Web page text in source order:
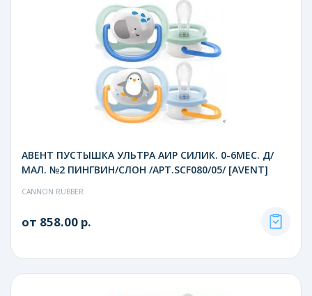
АВЕНТ ПУСТЫШКА УЛЬТРА АИР СИЛИК. 0-6МЕС. Д/
МАЛ. №2 ПИНГВИН/СЛОН /АРТ.SCF080/05/ [AVENT]
CANNON RUBBER
от 858.00 р.